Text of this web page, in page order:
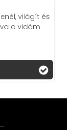
Tedd
Kosárba